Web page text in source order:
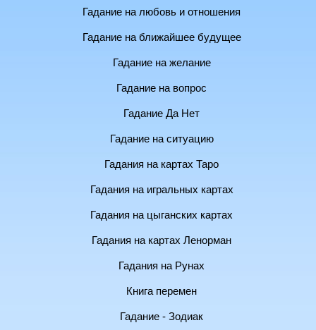
Гадание на любовь и отношения
Гадание на ближайшее будущее
Гадание на желание
Гадание на вопрос
Гадание Да Нет
Гадание на ситуацию
Гадания на картах Таро
Гадания на игральных картах
Гадания на цыганских картах
Гадания на картах Ленорман
Гадания на Рунах
Книга перемен
Гадание - Зодиак